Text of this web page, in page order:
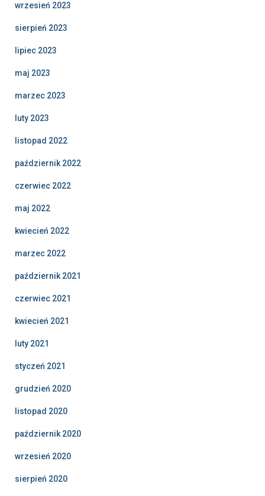
wrzesień 2023
sierpień 2023
lipiec 2023
maj 2023
marzec 2023
luty 2023
listopad 2022
październik 2022
czerwiec 2022
maj 2022
kwiecień 2022
marzec 2022
październik 2021
czerwiec 2021
kwiecień 2021
luty 2021
styczeń 2021
grudzień 2020
listopad 2020
październik 2020
wrzesień 2020
sierpień 2020